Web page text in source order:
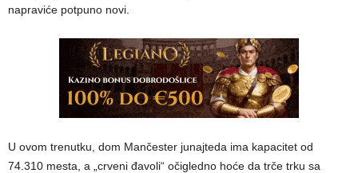
napraviće potpuno novi.
U ovom trenutku, dom Mančester junajteda ima kapacitet od
74.310 mesta, a „crveni đavoli“ očigledno hoće da trče trku sa